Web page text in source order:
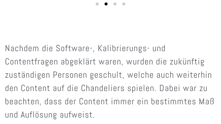
Nachdem die Software-, Kalibrierungs- und
Contentfragen abgeklärt waren, wurden die zukünftig
zuständigen Personen geschult, welche auch weiterhin
den Content auf die Chandeliers spielen. Dabei war zu
beachten, dass der Content immer ein bestimmtes Maß
und Auflösung aufweist.